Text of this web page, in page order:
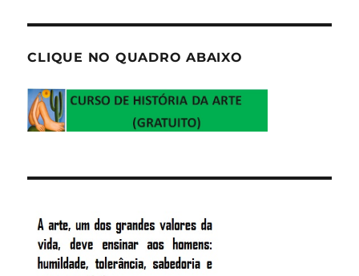
CLIQUE NO QUADRO ABAIXO